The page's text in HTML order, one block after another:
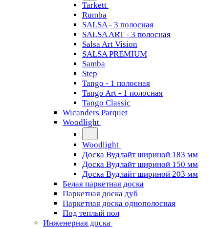
Tarkett
Rumba
SALSA - 3 полосная
SALSA ART - 3 полосная
Salsa Art Vision
SALSA PREMIUM
Samba
Step
Tango - 1 полосная
Tango Art - 1 полосная
Tango Classiс
Wicanders Parquet
Woodlight
Woodlight
Доска Вудлайт шириной 183 мм
Доска Вудлайт шириной 150 мм
Доска Вудлайт шириной 203 мм
Белая паркетная доска
Паркетная доска дуб
Паркетная доска однополосная
Под теплый пол
Инженерная доска